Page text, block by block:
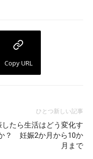
Copy URL
ひとつ新しい記事
したら生活はどう変化す
？ 妊娠2か月から10か
月まで